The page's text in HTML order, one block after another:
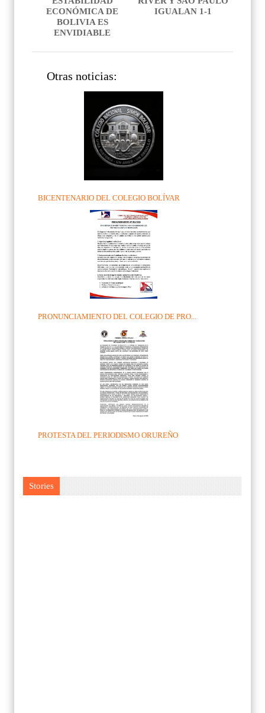
IGUALAN 1-1
ECONÓMICA DE
BOLIVIA ES
ENVIDIABLE
Otras noticias:
BICENTENARIO DEL COLEGIO BOLÍVAR
PRONUNCIAMIENTO DEL COLEGIO DE PRO...
PROTESTA DEL PERIODISMO ORUREÑO
Stories